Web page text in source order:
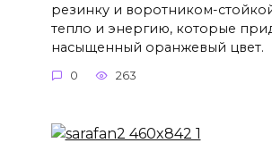
резинку и воротником-
тепло и энергию, которые
насыщенный оранжевый цвет.
0 263